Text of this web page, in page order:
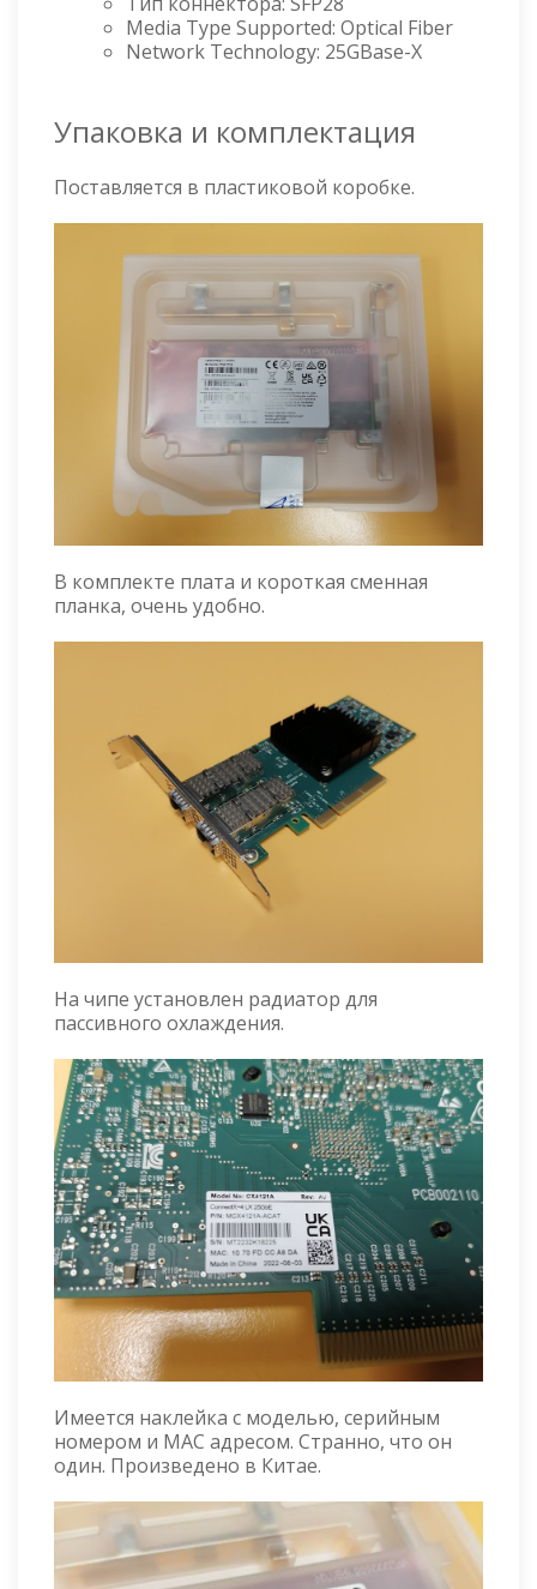
Media Type Supported: Optical Fiber
Network Technology: 25GBase-X
Упаковка и комплектация
Поставляется в пластиковой коробке.
В комплекте плата и короткая сменная
планка, очень удобно.
На чипе установлен радиатор для
пассивного охлаждения.
Имеется наклейка с моделью, серийным
номером и MAC адресом. Странно, что он
один. Произведено в Китае.